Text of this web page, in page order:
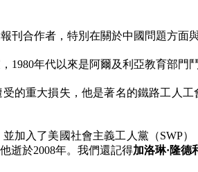
刊合作者，特別在關於中國問題方面
1980年代以來是阿爾及利亞教育部門
受的重大損失，他是著名的鐵路工人
加入了美國社會主義工人黨（SWP）
逝於2008年。我們還記得加洛琳·隆德